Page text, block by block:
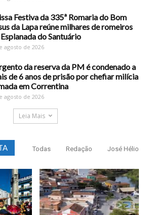
Festiva da 335ª Romaria do Bom
da Lapa reúne milhares de romeiros
do Santuário
agosto de 2026
da reserva da PM é condenado a
de 6 anos de prisão por chefiar milícia
em Correntina
agosto de 2026
Leia Mais
Todas Redação José Hélio